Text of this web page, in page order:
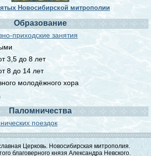
Новосибирской митрополии
Образование
приходские занятия
3,5 до 8 лет
8 до 14 лет
молодёжного хора
Паломничества
поездок
Церковь. Новосибирская митрополия.
благоверного князя Александра Невского.